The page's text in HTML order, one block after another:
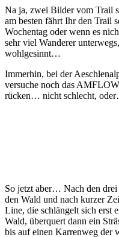
Na ja, zwei Bilder vom Trail
am besten fährt Ihr den Trail
Wochentag oder wenn es
sehr viel Wanderer
wohlgesinnt…
Immerhin, bei der
versuche noch das
rücken… nicht schlecht,
So jetzt aber… Nach den
den Wald und nach kurzer
Line, die schlängelt sich erst
Wald, überquert dann ein
bis auf einen Karrenweg der